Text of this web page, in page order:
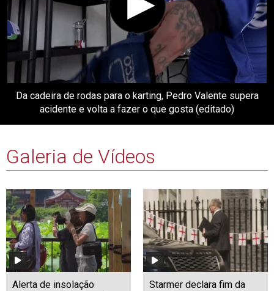
Da cadeira de rodas para o karting, Pedro Valente supera
acidente e volta a fazer o que gosta (editado)
Galeria de Vídeos
Alerta de insolação
Starmer declara fim da